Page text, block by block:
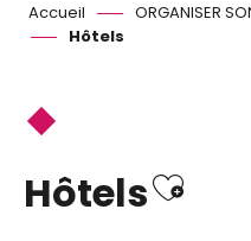
Accueil ORGANISER
Hôtels
Hôtels